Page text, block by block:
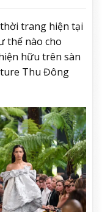
trang hiện tại
thế nào cho
hữu trên sàn
Thu Đông